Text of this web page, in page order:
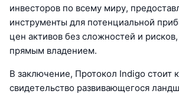
инвесторов по всему миру,
инструменты для потенциальной
цен активов без сложностей и
прямым владением.
В заключение, Протокол Indigo стоит
свидетельство развивающегося